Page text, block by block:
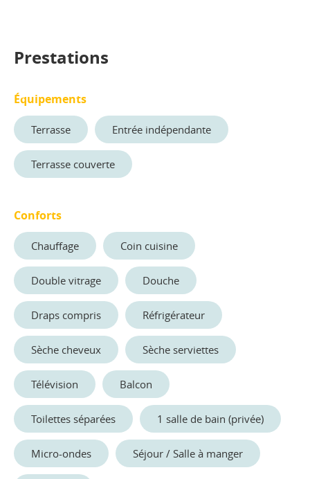
Prestations
Équipements
Terrasse Entrée indépendante
Terrasse couverte
Conforts
Chauffage Coin cuisine
Double vitrage Douche
Draps compris Réfrigérateur
Sèche cheveux Sèche serviettes
Télévision Balcon
Toilettes séparées 1 salle de bain (privée)
Micro-ondes Séjour / Salle à manger